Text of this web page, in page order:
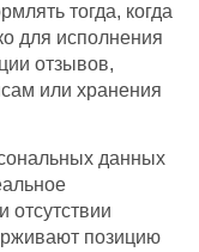
тогда, когда
для исполнения
отзывов,
или хранения
данных
отсутствии
позицию